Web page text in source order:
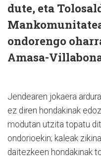
dute, eta
ondorengo
Amasa-
Jendearen jokaera
ez diren hondakinak
modutan utzita topatu
ondorioekin; kaleak
daitezkeen hondakinak